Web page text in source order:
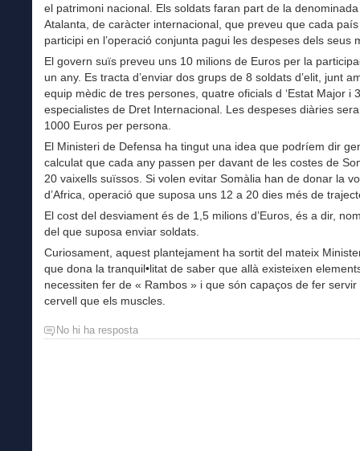
el patrimoni nacional. Els soldats faran part de la
Atalanta, de caràcter internacional, que preveu que cada
participi en l’operació conjunta pagui les despeses dels seus
El govern suïs preveu uns 10 milions de Euros per la
un any. Es tracta d’enviar dos grups de 8 soldats d’elit, junt
equip mèdic de tres persones, quatre oficials d ‘Estat Major i 3
especialistes de Dret Internacional. Les despeses diàries
1000 Euros per persona.
El Ministeri de Defensa ha tingut una idea que podríem dir
calculat que cada any passen per davant de les costes de
20 vaixells suïssos. Si volen evitar Somàlia han de donar la
d’Africa, operació que suposa uns 12 a 20 dies més de
El cost del desviament és de 1,5 milions d’Euros, és a dir,
del que suposa enviar soldats.
Curiosament, aquest plantejament ha sortit del mateix
que dona la tranquil•litat de saber que allà existeixen
necessiten fer de « Rambos » i que són capaços de fer servir
cervell que els muscles.
No hi ha resposta